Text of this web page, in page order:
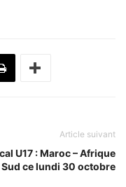
Article suivant
U17 : Maroc – Afrique
ce lundi 30 octobre